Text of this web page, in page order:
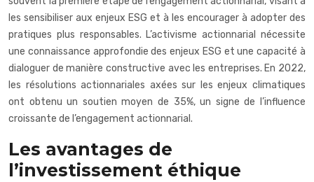
les sensibiliser aux enjeux ESG et à les encourager à adopter des
pratiques plus responsables. L’activisme actionnarial nécessite
une connaissance approfondie des enjeux ESG et une capacité à
dialoguer de manière constructive avec les entreprises. En 2022,
les résolutions actionnariales axées sur les enjeux climatiques
ont obtenu un soutien moyen de 35%, un signe de l’influence
croissante de l’engagement actionnarial.
Les avantages de
l’investissement éthique